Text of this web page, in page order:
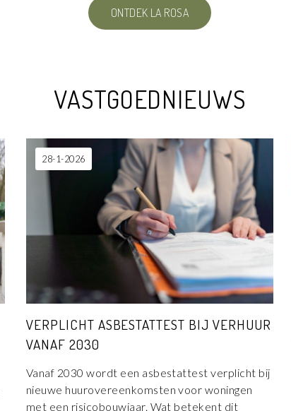
ONTDEK LA ROSA
VASTGOEDNIEUWS
28-1-2026
VERPLICHT ASBESTATTEST BIJ VERHUUR
VANAF 2030
Vanaf 2030 wordt een asbestattest verplicht bij
nieuwe huurovereenkomsten voor woningen
met een risicobouwjaar. Wat betekent dit